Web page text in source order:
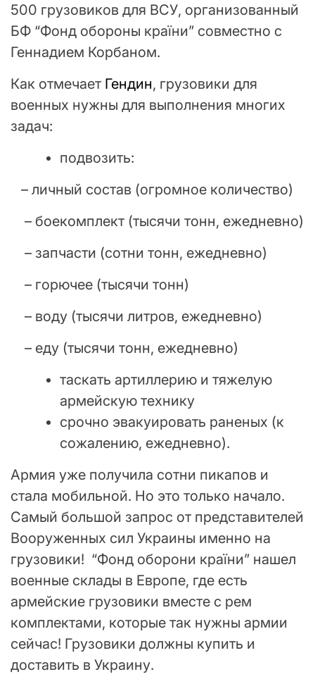
500 грузовиков для ВСУ, организованный
БФ “Фонд обороны країни” совместно с
Геннадием Корбаном.
Как отмечает Гендин, грузовики для
военных нужны для выполнения многих
задач:
подвозить:
– личный состав (огромное количество)
– боекомплект (тысячи тонн, ежедневно)
– запчасти (сотни тонн, ежедневно)
– горючее (тысячи тонн)
– воду (тысячи литров, ежедневно)
– еду (тысячи тонн, ежедневно)
таскать артиллерию и тяжелую
армейскую технику
срочно эвакуировать раненых (к
сожалению, ежедневно).
Армия уже получила сотни пикапов и
стала мобильной. Но это только начало.
Самый большой запрос от представителей
Вооруженных сил Украины именно на
грузовики! “Фонд оборони країни” нашел
военные склады в Европе, где есть
армейские грузовики вместе с рем
комплектами, которые так нужны армии
сейчас! Грузовики должны купить и
доставить в Украину.